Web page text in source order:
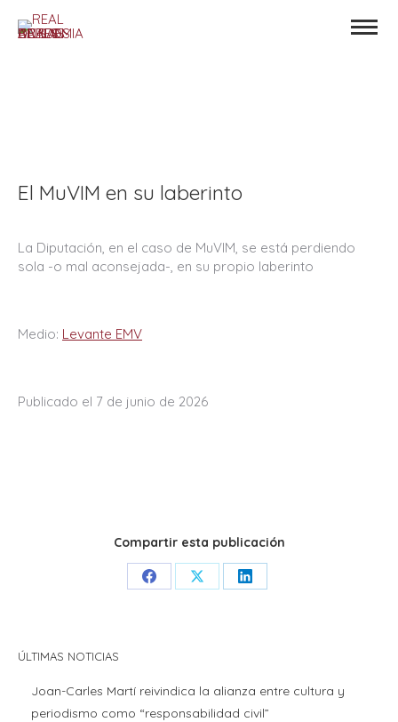
El MuVIM en su laberinto
La Diputación, en el caso de MuVIM, se está perdiendo
sola -o mal aconsejada-, en su propio laberinto
Medio: Levante EMV
Publicado el 7 de junio de 2026
Compartir esta publicación
Share Share Share
ÚLTIMAS NOTICIAS
Joan-Carles Martí reivindica la alianza entre cultura y
periodismo como “responsabilidad civil”